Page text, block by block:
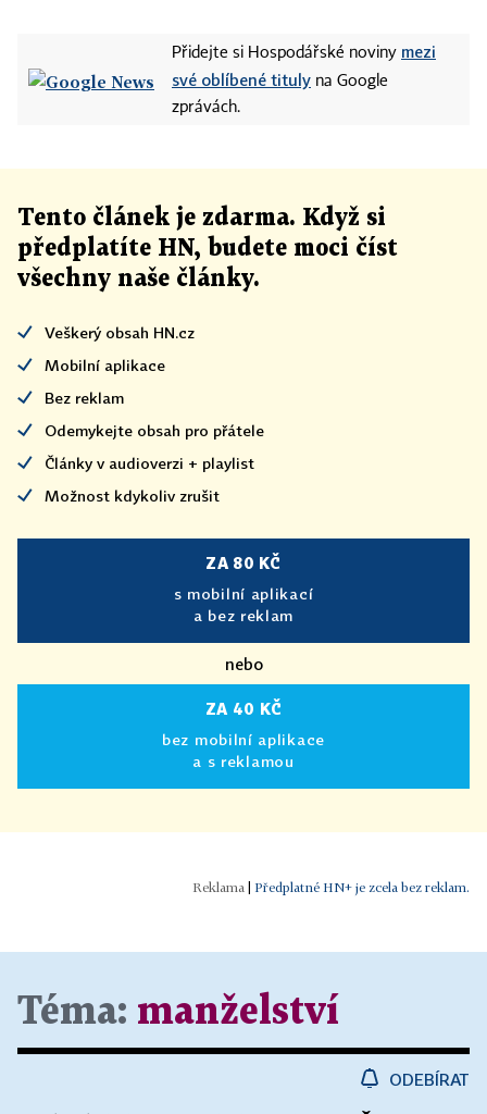
Přidejte si Hospodářské noviny mezi
své oblíbené tituly na Google
zprávách.
Tento článek je zdarma. Když si
předplatíte HN, budete moci číst
všechny naše články.
Veškerý obsah HN.cz
Mobilní aplikace
Bez reklam
Odemykejte obsah pro přátele
Články v audioverzi + playlist
Možnost kdykoliv zrušit
ZA 80 KČ
s mobilní aplikací
a bez reklam
nebo
ZA 40 KČ
bez mobilní aplikace
a s reklamou
Předplatné HN+ je zcela bez reklam.
Téma: manželství
ODEBÍRAT